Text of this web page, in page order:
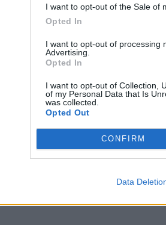
I want to opt-out of the Sale of
Opted In
I want to opt-out of processing
Advertising.
Opted In
I want to opt-out of Collection,
of my Personal Data that Is
was collected.
Opted Out
CONFIRM
Data